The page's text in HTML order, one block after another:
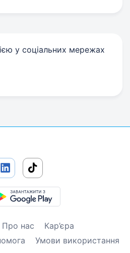
у соціальних мережах
link
Про нас
Кар’єра
Умови використання